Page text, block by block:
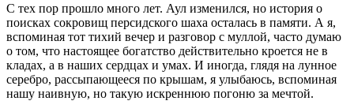
С тех пор прошло много лет. Аул изменился, но история о
поисках сокровищ персидского шаха осталась в памяти. А я,
вспоминая тот тихий вечер и разговор с муллой, часто думаю
о том, что настоящее богатство действительно кроется не в
кладах, а в наших сердцах и умах. И иногда, глядя на лунное
серебро, рассыпающееся по крышам, я улыбаюсь, вспоминая
нашу наивную, но такую искреннюю погоню за мечтой.